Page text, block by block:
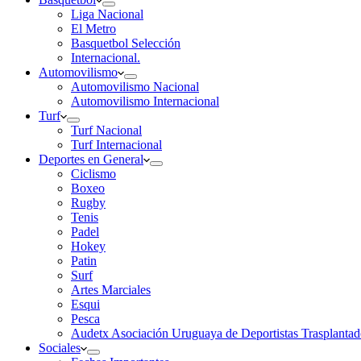
Liga Nacional
El Metro
Basquetbol Selección
Internacional.
Automovilismo
Automovilismo Nacional
Automovilismo Internacional
Turf
Turf Nacional
Turf Internacional
Deportes en General
Ciclismo
Boxeo
Rugby
Tenis
Padel
Hokey
Patin
Surf
Artes Marciales
Esqui
Pesca
Audetx Asociación Uruguaya de Deportistas
Sociales